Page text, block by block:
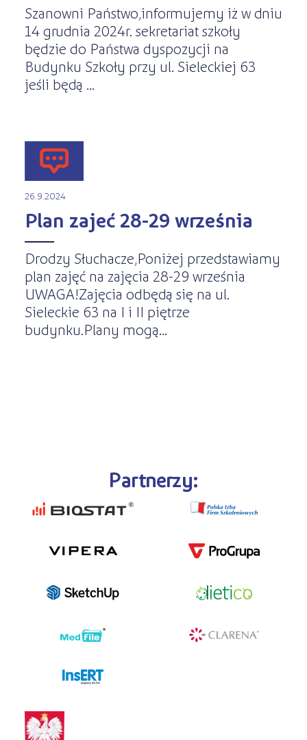
Szanowni Państwo,informujemy iż w dniu
14 grudnia 2024r. sekretariat szkoły
będzie do Państwa dyspozycji na
Budynku Szkoły przy ul. Sieleckiej 63
jeśli będą ...
26.9.2024
Plan zajeć 28-29 września
Drodzy Słuchacze,Poniżej przedstawiamy
plan zajęć na zajęcia 28-29 września
UWAGA!Zajęcia odbędą się na ul.
Sieleckie 63 na I i II piętrze
budynku.Plany mogą...
Partnerzy:
programy dla firm